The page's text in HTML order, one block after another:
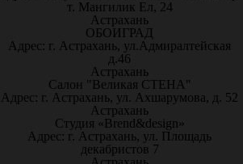
т. Мангилик Ел, 24
Астрахань
ОБОИГРАД
Адрес: г. Астрахань, ул.Адмиралтейская
д.46
Астрахань
Салон "Великая СТЕНА"
Адрес: г. Астрахань, ул. Ахшарумова, д. 52
Астрахань
Студия «Brend&design»
Адрес: г. Астрахань, ул. Площадь
декабристов 7